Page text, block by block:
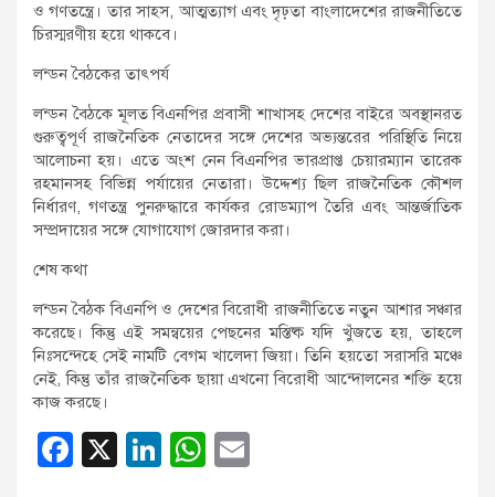
ও গণতন্ত্রে। তার সাহস, আত্মত্যাগ এবং দৃঢ়তা বাংলাদেশের রাজনীতিতে
চিরস্মরণীয় হয়ে থাকবে।
লন্ডন বৈঠকের তাৎপর্য
লন্ডন বৈঠকে মূলত বিএনপির প্রবাসী শাখাসহ দেশের বাইরে অবস্থানরত
গুরুত্বপূর্ণ রাজনৈতিক নেতাদের সঙ্গে দেশের অভ্যন্তরের পরিস্থিতি নিয়ে
আলোচনা হয়। এতে অংশ নেন বিএনপির ভারপ্রাপ্ত চেয়ারম্যান তারেক
রহমানসহ বিভিন্ন পর্যায়ের নেতারা। উদ্দেশ্য ছিল রাজনৈতিক কৌশল
নির্ধারণ, গণতন্ত্র পুনরুদ্ধারে কার্যকর রোডম্যাপ তৈরি এবং আন্তর্জাতিক
সম্প্রদায়ের সঙ্গে যোগাযোগ জোরদার করা।
শেষ কথা
লন্ডন বৈঠক বিএনপি ও দেশের বিরোধী রাজনীতিতে নতুন আশার সঞ্চার
করেছে। কিন্তু এই সমন্বয়ের পেছনের মস্তিষ্ক যদি খুঁজতে হয়, তাহলে
নিঃসন্দেহে সেই নামটি বেগম খালেদা জিয়া। তিনি হয়তো সরাসরি মঞ্চে
নেই, কিন্তু তাঁর রাজনৈতিক ছায়া এখনো বিরোধী আন্দোলনের শক্তি হয়ে
কাজ করছে।
F
X
Li W